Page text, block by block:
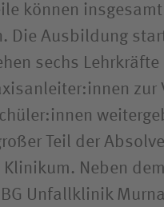
können
Die Ausbildung
sechs Lehrkräfte
zur
Teil der
Neben
Unfallklinik